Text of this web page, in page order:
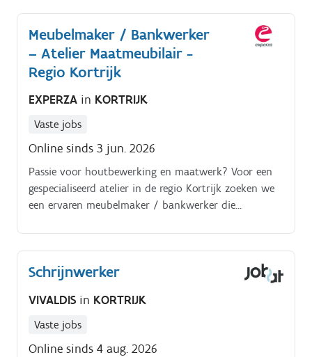
Meubelmaker / Bankwerker
– Atelier Maatmeubilair -
Regio Kortrijk
EXPERZA in KORTRIJK
Vaste jobs
Online sinds 3 jun. 2026
Passie voor houtbewerking en maatwerk? Voor een
gespecialiseerd atelier in de regio Kortrijk zoeken we
een ervaren meubelmaker / bankwerker die
Schrijnwerker
VIVALDIS in KORTRIJK
Vaste jobs
Online sinds 4 aug. 2026